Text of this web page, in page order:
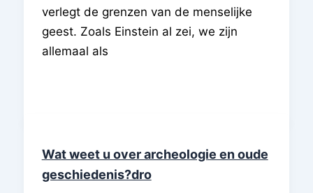
verlegt de grenzen van de menselijke
geest. Zoals Einstein al zei, we zijn
allemaal als
Wat weet u over archeologie en oude
geschiedenis?dro